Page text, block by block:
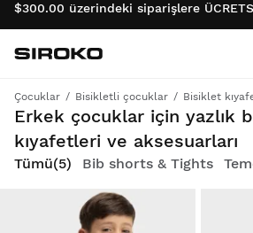
$300.00 üzerindeki siparişlere
Ana sayfaya
Siroko.com
Çocuklar Bisikletli çocuklar Bisiklet
Erkek çocuklar için yazlık
kıyafetleri ve aksesuarları
Sıcak günlerde hareket etmenizi sağlayacak hafif ve nefes alabilen giysiler.
Tümü(5) Bib shorts & Tights